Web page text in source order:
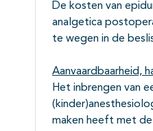
De kosten van
analgetica
te wegen in de
Aanvaardbaarheid,
Het inbrengen van
maken heeft met de